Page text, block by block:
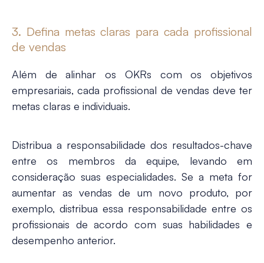
3. Defina metas claras para cada profissional
de vendas
Além de alinhar os OKRs com os objetivos
empresariais, cada profissional de vendas deve ter
metas claras e individuais.
Distribua a responsabilidade dos resultados-chave
entre os membros da equipe, levando em
consideração suas especialidades. Se a meta for
aumentar as vendas de um novo produto, por
exemplo, distribua essa responsabilidade entre os
profissionais de acordo com suas habilidades e
desempenho anterior.